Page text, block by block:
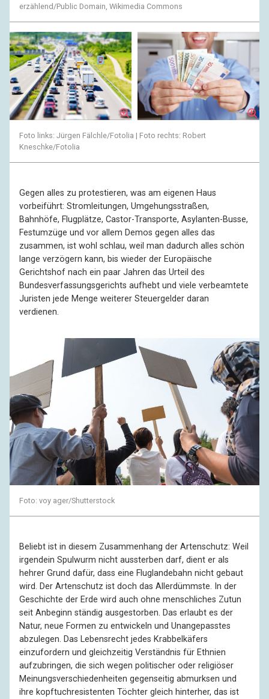
erzählend/Public Domain, Wikimedia Commons
Foto links: Jürgen Fälchle/Fotolia | Foto rechts: Robert
Kneschke/Fotolia
Gegen alles zu protestieren, was am eigenen Haus
vorbeiführt: Stromleitungen, Umgehungsstraßen,
Bahnhöfe, Flugplätze, Castor-Transporte, Asylanten-Busse,
Festumzüge und vor allem Demos gegen alles das
zusammen, ist wohl schlau, weil man dadurch alles schön
lange verzögern kann, bis wieder der Europäische
Gerichtshof nach ein paar Jahren das Urteil des
Bundesverfassungsgerichts aufhebt und viele verbeamtete
Juristen jede Menge weiterer Steuergelder daran
verdienen.
Foto: voy ager/Shutterstock
Beliebt ist in diesem Zusammenhang der Artenschutz: Weil
irgendein Spulwurm nicht aussterben darf, dient er als
hehrer Grund dafür, dass eine Fluglandebahn nicht gebaut
wird. Der Artenschutz ist doch das Allerdümmste. In der
Geschichte der Erde wird auch ohne menschliches Zutun
seit Anbeginn ständig ausgestorben. Das erlaubt es der
Natur, neue Formen zu entwickeln und Unangepasstes
abzulegen. Das Lebensrecht jedes Krabbelkäfers
einzufordern und gleichzeitig Verständnis für Ethnien
aufzubringen, die sich wegen politischer oder religiöser
Meinungsverschiedenheiten gegenseitig abmurksen und
ihre kopftuchresistenten Töchter gleich hinterher, das ist